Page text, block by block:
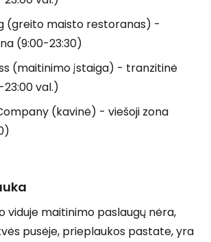
(greito maisto restoranas) -
(9:00-23:30)
(maitinimo įstaiga) - tranzitinė
val.)
(kavinė) - viešoji zona
viduje maitinimo paslaugų nėra,
pusėje, prieplaukos pastate, yra